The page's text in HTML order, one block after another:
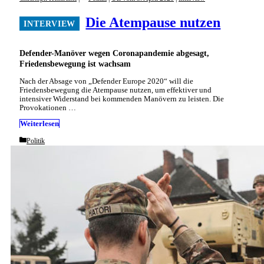
Defender-Manöver wegen Coronapandemie abgesagt,
Friedensbewegung ist wachsam
Die Atempause nutzen
Nach der Absage von „Defender Europe 2020“ will die
Friedensbewegung die Atempause nutzen, um effektiver und
intensiver Widerstand bei kommenden Manövern zu leisten. Die
Provokationen …
Weiterlesen
Categories
Politik